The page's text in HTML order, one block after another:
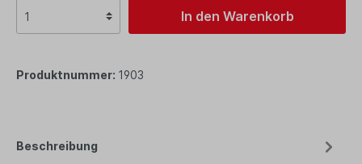
In den Warenkorb
Produktnummer: 1903
Beschreibung